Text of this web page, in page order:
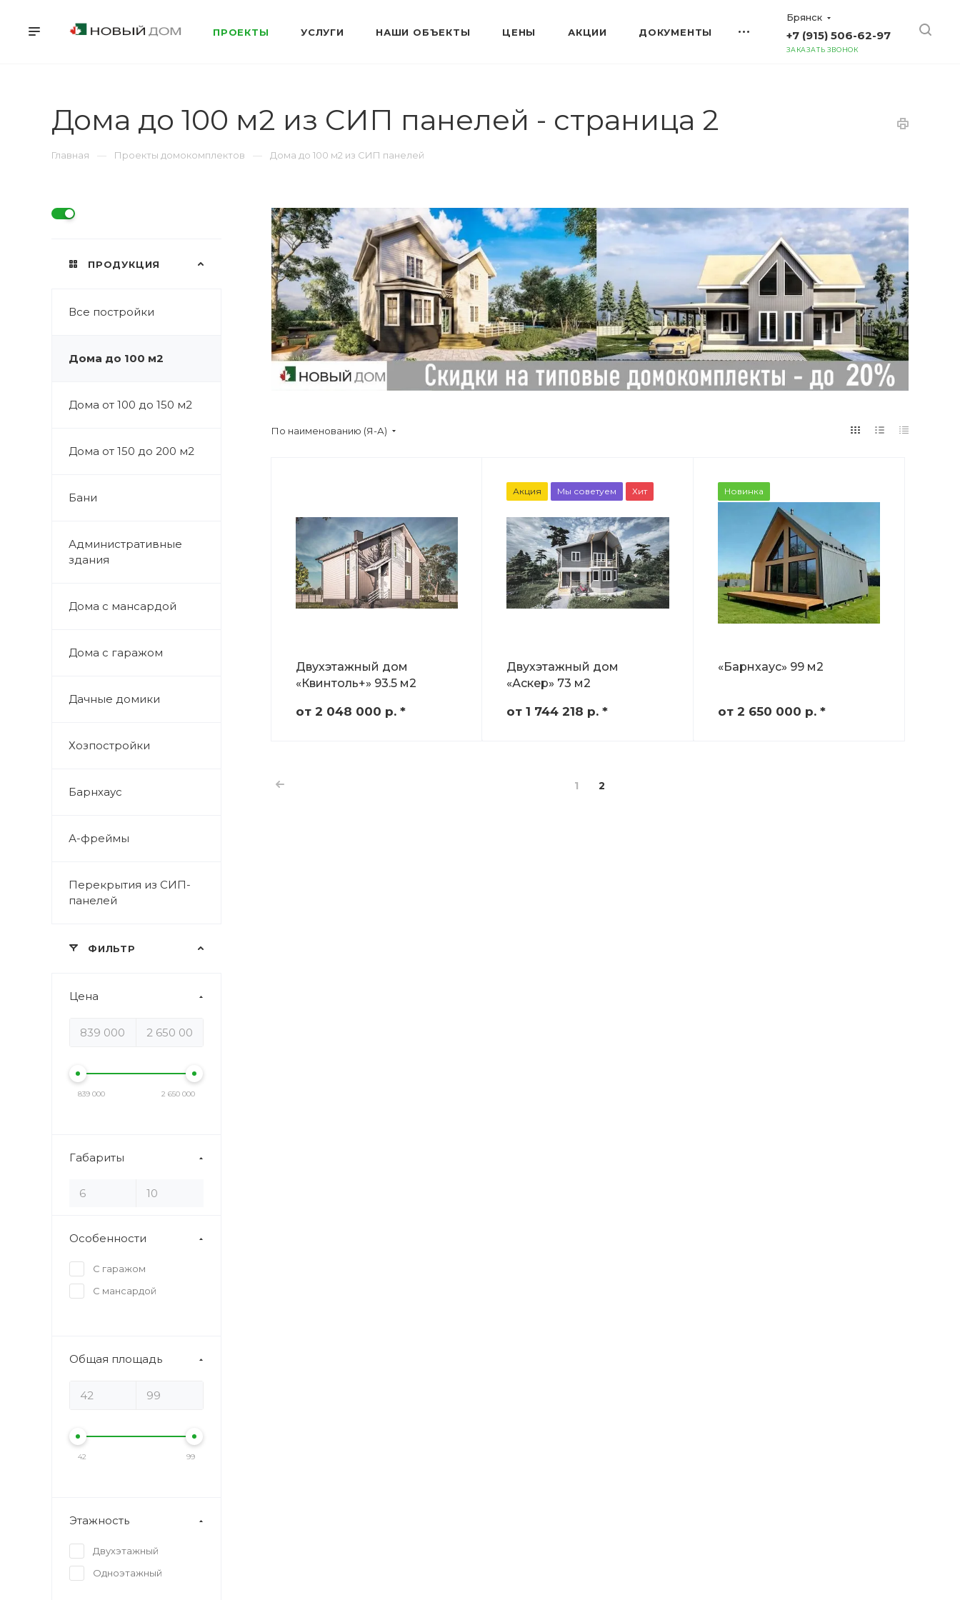
Брянск
+7 (915) 506-62-97
ЗАКАЗАТЬ ЗВОНОК
ПРОЕКТЫ УСЛУГИ НАШИ ОБЪЕКТЫ ЦЕНЫ АКЦИИ ДОКУМЕНТЫ
Дома до 100 м2 из СИП панелей - страница 2
Главная Проекты домокомплектов Дома до 100 м2 из СИП панелей
ПРОДУКЦИЯ
Все постройки
Дома до 100 м2
Дома от 100 до 150 м2
Дома от 150 до 200 м2
Бани
Административные
здания
Дома с мансардой
Дома с гаражом
Дачные домики
Хозпостройки
Барнхаус
А-фреймы
Перекрытия из СИП-
панелей
ФИЛЬТР
Цена
839 000 2 650 000
Габариты
Особенности
С гаражом
С мансардой
Общая площадь
42 99
Этажность
Двухэтажный
Одноэтажный
По наименованию (Я-А)
Двухэтажный дом
«Квинтоль+» 93.5 м2
от 2 048 000 р. *
Акция Мы советуем Хит
Двухэтажный дом
«Аскер» 73 м2
от 1 744 218 р. *
Новинка
«Барнхаус» 99 м2
от 2 650 000 р.*
1 2